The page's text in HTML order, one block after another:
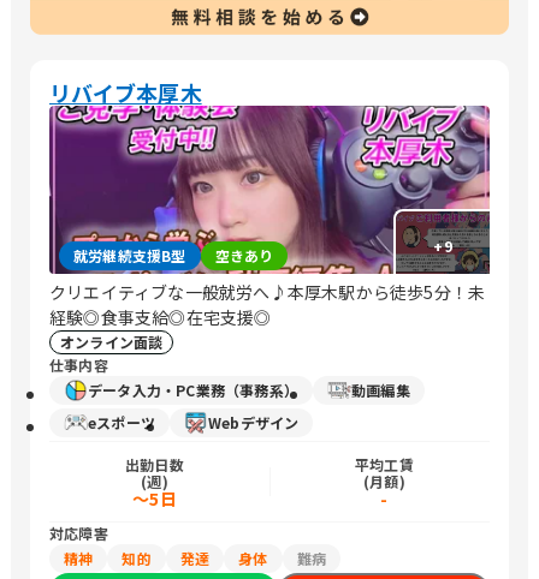
リバイブ本厚木
+9
就労継続支援B型 空きあり
クリエイティブな一般就労へ♪本厚木駅から徒歩5分！未
経験◎食事支給◎在宅支援◎
オンライン面談
仕事内容
データ入力・PC業務（事務系）
動画編集
eスポーツ
Webデザイン
出勤日数
(週)
～5日
平均工賃
(月額)
-
対応障害
精神
知的 発達 身体 難病